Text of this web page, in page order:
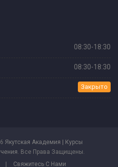
08:30-18:30
08:30-18:30
Закрыто
Якутская Академия | Курсы
. Все Права Защищены.
| Свяжитесь С Нами